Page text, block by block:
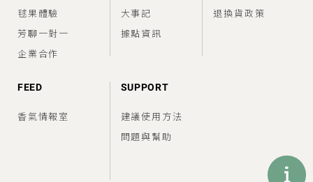
毬果體驗
芳聊一對一
企業合作
大事記
據點資訊
退換貨政策
FEED
香氣情報室
SUPPORT
建議使用方法
問題與幫助